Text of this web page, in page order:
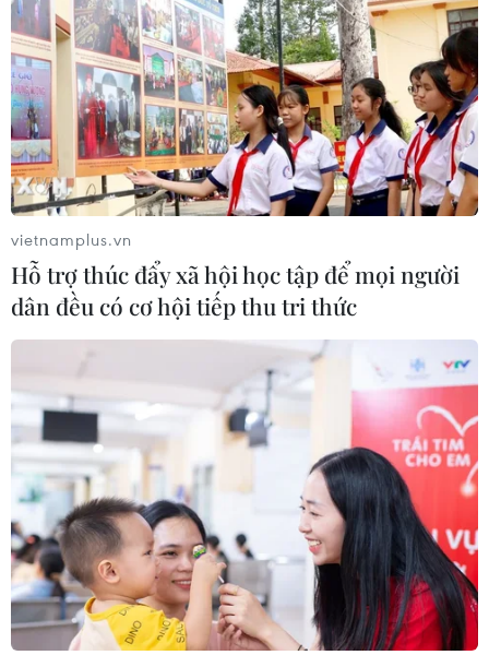
Chứng khoán Mỹ mất điểm trước các sự
kiện chính trị quan trọng
07/06/2017 01:41
Các chỉ số chứng khoán Mỹ đồng loạt để mất điểm
trong phiên giao dịch ngày 6/6, khi các nhà đầu tư
thận trọng trước cuộc tổng tuyển cử tại Anh và cuộc điều
trần trước Quốc hội của cựu Giám đốc FBI.
vietnamplus.vn
Hỗ trợ thúc đẩy xã hội học tập để mọi người
dân đều có cơ hội tiếp thu tri thức